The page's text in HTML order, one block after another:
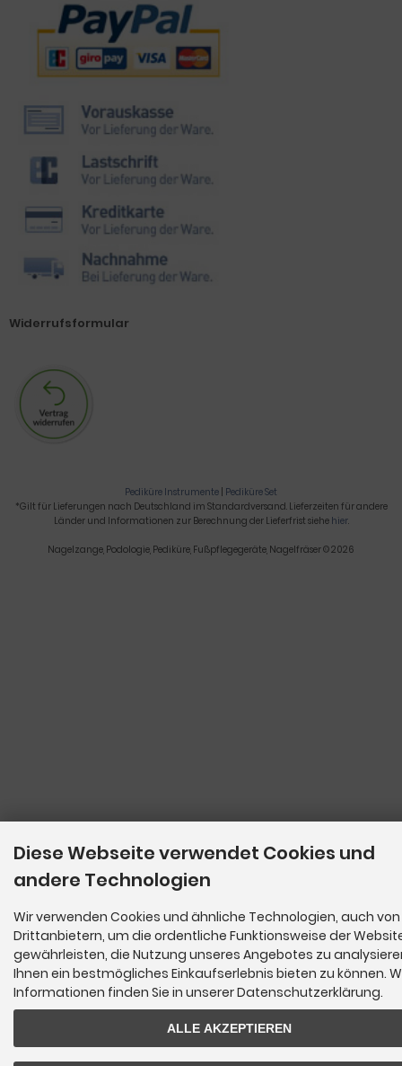
Zahlungsmethoden
Widerrufsformular
Pediküre Instrumente | Pediküre Set
*Gilt für Lieferungen nach Deutschland im Standardversand. Lieferzeiten für andere
Länder und Informationen zur Berechnung der Lieferfrist siehe hier.
Nagelzange, Podologie, Pediküre, Fußpflegegeräte, Nagelfräser © 2026
Diese Webseite verwendet Cookies und
andere Technologien
Wir verwenden Cookies und ähnliche Technologien, auch von
Drittanbietern, um die ordentliche Funktionsweise der
gewährleisten, die Nutzung unseres Angebotes zu
Ihnen ein bestmögliches Einkaufserlebnis bieten zu können.
Informationen finden Sie in unserer Datenschutzerklärung.
ALLE AKZEPTIEREN